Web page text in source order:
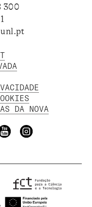
300
DA NOVA